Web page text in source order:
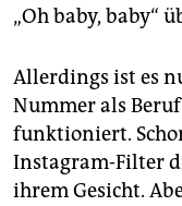
„Oh baby, baby“
Allerdings ist es
Nummer als
funktioniert.
Instagram-Filter
ihrem Gesicht.